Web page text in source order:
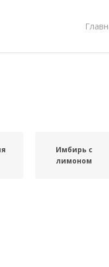
Имбирь с
лимоном